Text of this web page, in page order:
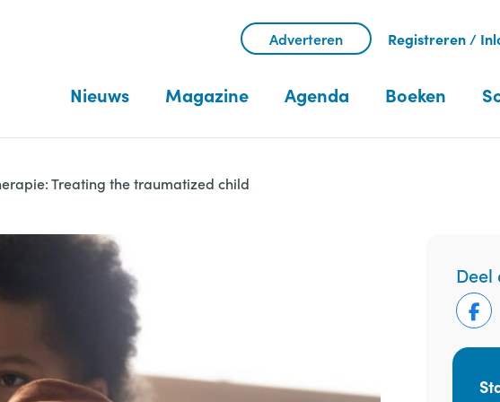
Adverteren Registreren /
Nieuws Magazine Agenda Boeken
Treating the traumatized child
Deel